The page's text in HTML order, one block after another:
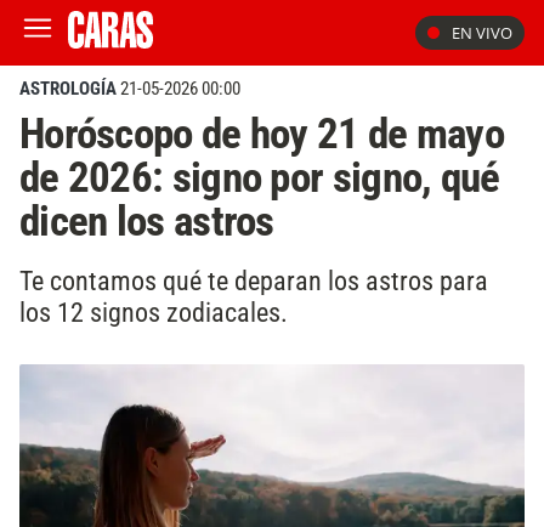
EN VIVO
ASTROLOGÍA21-05-2026 00:00
Horóscopo de hoy 21 de mayo
de 2026: signo por signo, qué
dicen los astros
Te contamos qué te deparan los astros para
los 12 signos zodiacales.